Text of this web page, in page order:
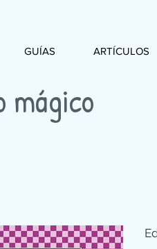
GUÍAS ARTÍCULOS
mágico